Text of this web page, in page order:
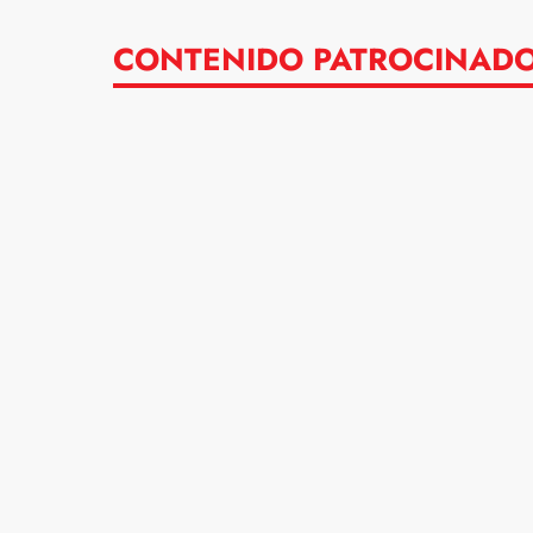
CONTENIDO